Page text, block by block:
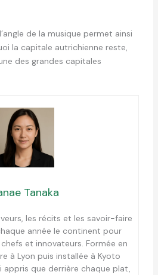
de la musique permet ainsi
la capitale autrichienne reste,
des grandes capitales
Tanaka
les récits et les savoir-faire
année le continent pour
et innovateurs. Formée en
à Lyon puis installée à Kyoto
appris que derrière chaque plat,